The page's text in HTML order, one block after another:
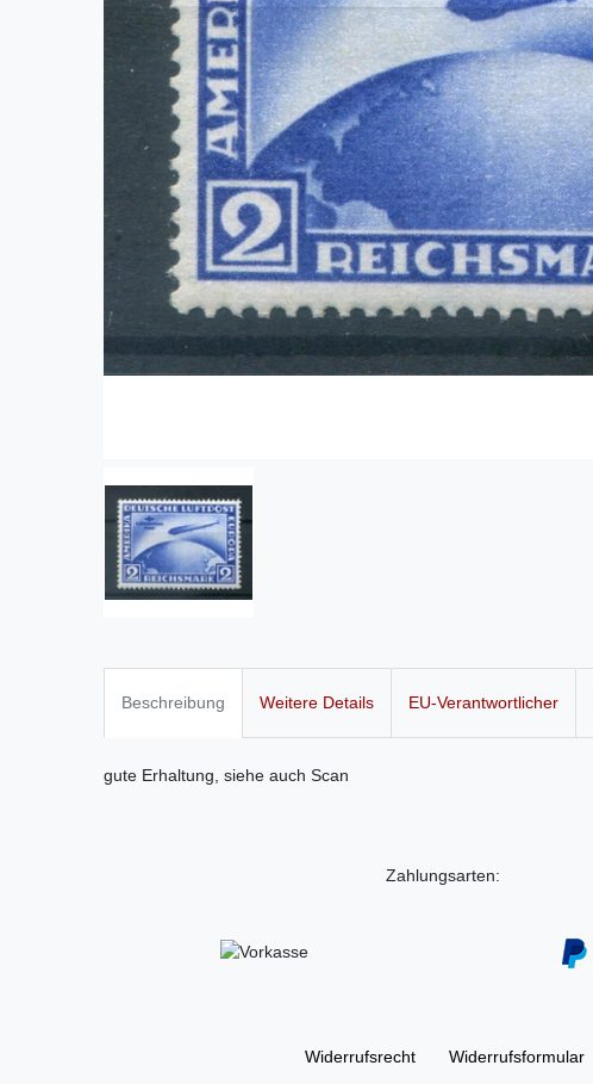
Beschreibung Weitere Details EU-Verantwortlicher
gute Erhaltung, siehe auch Scan
Zahlungsarten:
Widerrufs­recht Widerrufs­formular